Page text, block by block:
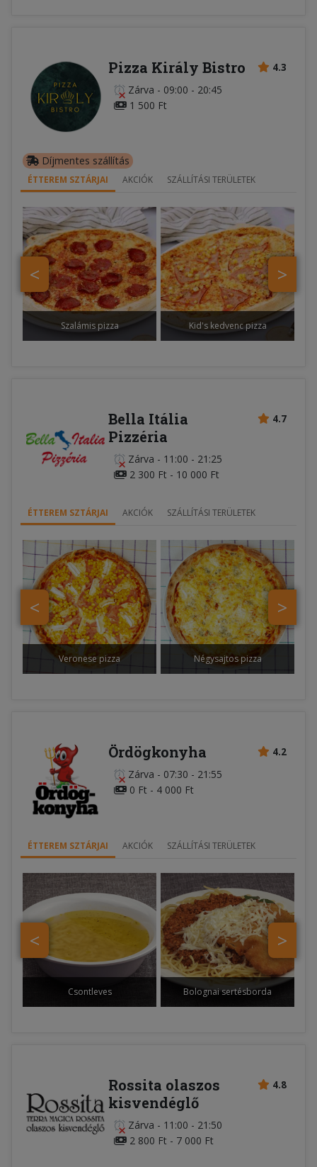
4.3
Pizza Király Bistro
Zárva - 09:00 - 20:45
1 500 Ft
Díjmentes szállítás
ÉTTEREM SZTÁRJAI AKCIÓK SZÁLLÍTÁSI TERÜLETEK
>
<
Szalámis pizza Kid's kedvenc pizza
4.7
Bella Itália
Pizzéria
Zárva - 11:00 - 21:25
2 300 Ft - 10 000 Ft
ÉTTEREM SZTÁRJAI AKCIÓK SZÁLLÍTÁSI TERÜLETEK
>
<
Veronese pizza Négysajtos pizza
4.2
Ördögkonyha
Zárva - 07:30 - 21:55
0 Ft - 4 000 Ft
ÉTTEREM SZTÁRJAI AKCIÓK SZÁLLÍTÁSI TERÜLETEK
>
<
Csontleves Bolognai sertésborda
4.8
Rossita olaszos
kisvendéglő
Zárva - 11:00 - 21:50
2 800 Ft - 7 000 Ft